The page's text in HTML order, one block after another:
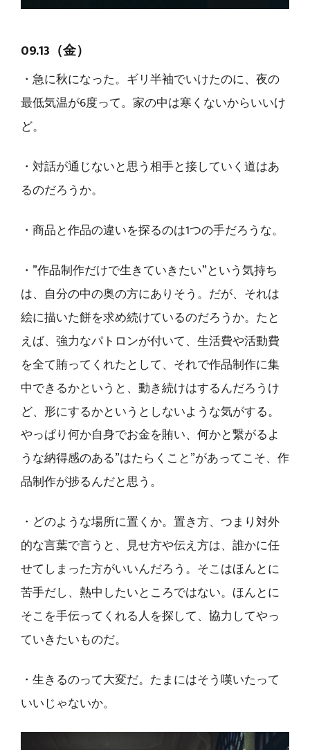
09.13（金）
・急に秋になった。ギリ半袖でいけたのに、夜の
最低気温が6度って。家の中は寒くないからいいけ
ど。
・対話が通じないと思う相手と接していく道はあ
るのだろうか。
・商品と作品の違いを探るのは1つの手だろうな。
・”作品制作だけで生きていきたい”という気持ち
は、自分の中の奥の方にありそう。だが、それは
絵に描いた餅を求め続けているのだろうか。たと
えば、強力なパトロンが付いて、生活費や活動費
を全て賄ってくれたとして、それで作品制作に集
中できるかというと、動き続けはするんだろうけ
ど、形にするかというとしないような気がする。
やっぱり何か自身でお金を賄い、何かと繋がるよ
うな納得感のある”はたらくこと”があってこそ、作
品制作が捗るんだと思う。
・どのような場所に置くか。置き方、つまり対外
的な言葉で言うと、見せ方や伝え方は、誰かに任
せてしまった方がいいんだろう。そこはほんとに
苦手だし、熱中したいところではない。ほんとに
そこを手伝ってくれる人を探して、協力してやっ
ていきたいものだ。
・生きるのって大変だ。たまにはそう嘆いたって
いいじゃないか。